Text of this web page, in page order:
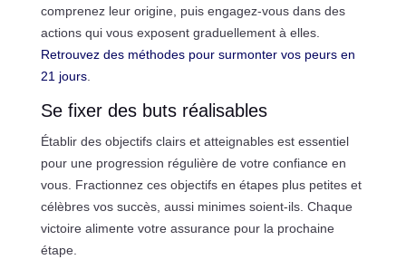
comprenez leur origine, puis engagez-vous dans des
actions qui vous exposent graduellement à elles.
Retrouvez des méthodes pour surmonter vos peurs en
21 jours.
Se fixer des buts réalisables
Établir des objectifs clairs et atteignables est essentiel
pour une progression régulière de votre confiance en
vous. Fractionnez ces objectifs en étapes plus petites et
célèbres vos succès, aussi minimes soient-ils. Chaque
victoire alimente votre assurance pour la prochaine
étape.